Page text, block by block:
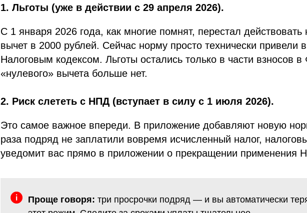
1. Льготы (уже в действии с 29 апреля 2026).
С 1 января 2026 года, как многие помнят, перестал действовать
вычет в 2000 рублей. Сейчас норму просто технически привели в
Налоговым кодексом. Льготы остались только в части взносов
«нулевого» вычета больше нет.
2. Риск слететь с НПД (вступает в силу с 1 июля 2026).
Это самое важное впереди. В приложение добавляют новую
раза подряд не заплатили вовремя исчисленный налог,
уведомит вас прямо в приложении о прекращении применения
Проще говоря: три просрочки подряд — и вы автоматически